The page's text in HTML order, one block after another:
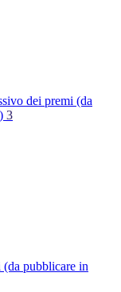
dei premi (da
3
pubblicare in